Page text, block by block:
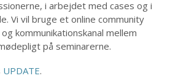
i arbejdet med cases og i
Vi vil bruge et online community
kommunikationskanal mellem
på seminarerne.
UPDATE.